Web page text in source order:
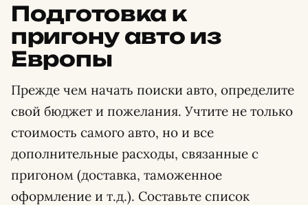
Подготовка к
пригону авто из
Европы
Прежде чем начать поиски авто, определите
свой бюджет и пожелания. Учтите не только
стоимость самого авто, но и все
дополнительные расходы, связанные с
пригоном (доставка, таможенное
оформление и т.д.). Составьте список